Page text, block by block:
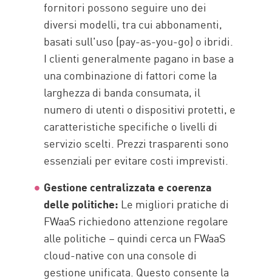
fornitori possono seguire uno dei
diversi modelli, tra cui abbonamenti,
basati sull'uso (pay-as-you-go) o ibridi.
I clienti generalmente pagano in base a
una combinazione di fattori come la
larghezza di banda consumata, il
numero di utenti o dispositivi protetti, e
caratteristiche specifiche o livelli di
servizio scelti. Prezzi trasparenti sono
essenziali per evitare costi imprevisti.
Gestione centralizzata e coerenza
delle politiche: Le migliori pratiche di
FWaaS richiedono attenzione regolare
alle politiche – quindi cerca un FWaaS
cloud-native con una console di
gestione unificata. Questo consente la